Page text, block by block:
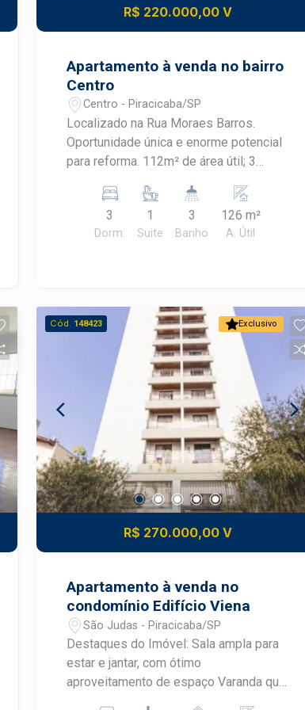
R$ 220.000,00 V
Apartamento à venda no bairro
Centro
Centro - Piracicaba/SP
Localizado na Rua Moraes Barros.
Oportunidade única e enorme potencial
para reforma. 112m² de área útil; 3
armários embutidos; Sala para 2
ambientes; Cozinha espaçosa com
armário; Área de serviço com armários;
3
Dorm.
1
Suite
3
Banho
126 m²
A. Útil
Exclusivo
Cód. 148423
R$ 270.000,00 V
Apartamento à venda no
condomínio Edifício Viena
São Judas - Piracicaba/SP
Destaques do Imóvel: Sala ampla para
estar e jantar, com ótimo
aproveitamento de espaço Varanda que